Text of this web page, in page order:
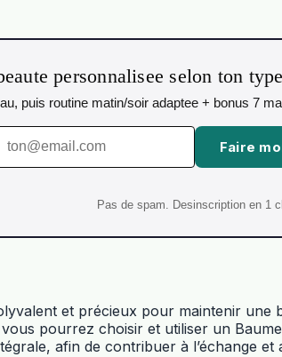
personnalisee selon ton
puis routine matin/soir adaptee + bonus 7
Faire
Pas de spam. Desinscription en 1
et précieux pour maintenir
pourrez choisir et utiliser un
afin de contribuer à l’échange et